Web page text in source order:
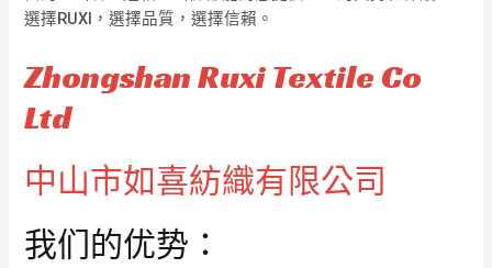
選擇RUXI，選擇品質，選擇信賴。
Zhongshan Ruxi Textile Co
Ltd
中山市如喜紡織有限公司
我们的优势：